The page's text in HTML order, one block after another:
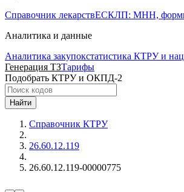
Справочник лекарствЕСКЛП: МНН,
Аналитика и данные
Аналитика закупокстатистика КТРУ и
Генерация ТЗТарифы
Подобрать КТРУ и ОКПД-2
Найти
Справочник КТРУ
26.60.12.119
26.60.12.119-00000775